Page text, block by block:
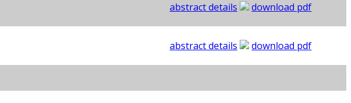
abstract details
download pdf
abstract details
download pdf